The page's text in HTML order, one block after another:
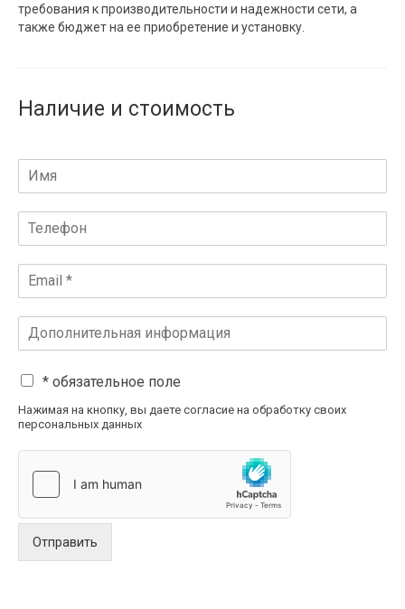
требования к производительности и надежности сети, а
также бюджет на ее приобретение и установку.
Наличие и стоимость
* обязательное поле
Нажимая на кнопку, вы даете согласие на обработку своих
персональных данных
Отправить